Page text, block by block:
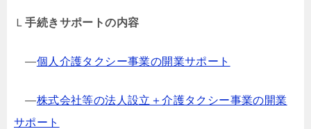
Ｌ手続きサポートの内容
―個人介護タクシー事業の開業サポート
―株式会社等の法人設立＋介護タクシー事業の開業
サポート